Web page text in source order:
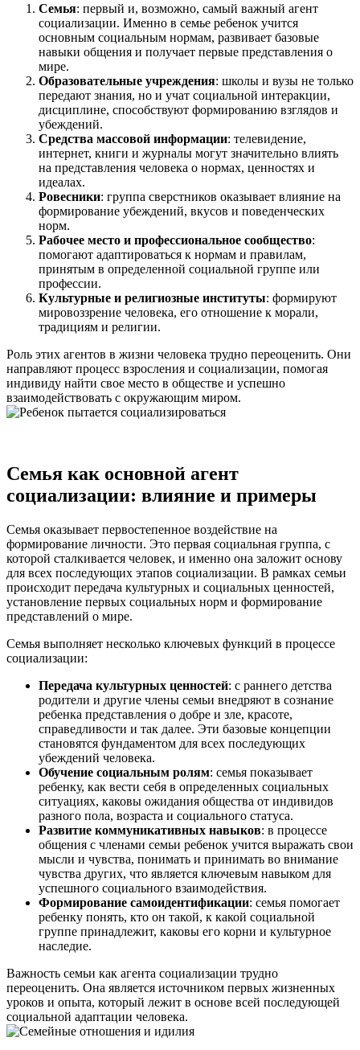
Семья: первый и, возможно, самый важный агент
социализации. Именно в семье ребенок учится
основным социальным нормам, развивает базовые
навыки общения и получает первые представления о
мире.
Образовательные учреждения: школы и вузы не только
передают знания, но и учат социальной интеракции,
дисциплине, способствуют формированию взглядов и
убеждений.
Средства массовой информации: телевидение,
интернет, книги и журналы могут значительно влиять
на представления человека о нормах, ценностях и
идеалах.
Ровесники: группа сверстников оказывает влияние на
формирование убеждений, вкусов и поведенческих
норм.
Рабочее место и профессиональное сообщество:
помогают адаптироваться к нормам и правилам,
принятым в определенной социальной группе или
профессии.
Культурные и религиозные институты: формируют
мировоззрение человека, его отношение к морали,
традициям и религии.
Роль этих агентов в жизни человека трудно переоценить. Они
направляют процесс взросления и социализации, помогая
индивиду найти свое место в обществе и успешно
взаимодействовать с окружающим миром.
Семья как основной агент
социализации: влияние и примеры
Семья оказывает первостепенное воздействие на
формирование личности. Это первая социальная группа, с
которой сталкивается человек, и именно она заложит основу
для всех последующих этапов социализации. В рамках семьи
происходит передача культурных и социальных ценностей,
установление первых социальных норм и формирование
представлений о мире.
Семья выполняет несколько ключевых функций в процессе
социализации:
Передача культурных ценностей: с раннего детства
родители и другие члены семьи внедряют в сознание
ребенка представления о добре и зле, красоте,
справедливости и так далее. Эти базовые концепции
становятся фундаментом для всех последующих
убеждений человека.
Обучение социальным ролям: семья показывает
ребенку, как вести себя в определенных социальных
ситуациях, каковы ожидания общества от индивидов
разного пола, возраста и социального статуса.
Развитие коммуникативных навыков: в процессе
общения с членами семьи ребенок учится выражать свои
мысли и чувства, понимать и принимать во внимание
чувства других, что является ключевым навыком для
успешного социального взаимодействия.
Формирование самоидентификации: семья помогает
ребенку понять, кто он такой, к какой социальной
группе принадлежит, каковы его корни и культурное
наследие.
Важность семьи как агента социализации трудно
переоценить. Она является источником первых жизненных
уроков и опыта, который лежит в основе всей последующей
социальной адаптации человека.